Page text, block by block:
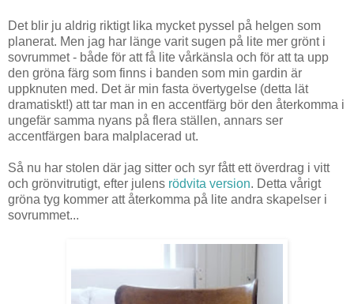
Det blir ju aldrig riktigt lika mycket pyssel på helgen som
planerat. Men jag har länge varit sugen på lite mer grönt i
sovrummet - både för att få lite vårkänsla och för att ta upp
den gröna färg som finns i banden som min gardin är
uppknuten med. Det är min fasta övertygelse (detta lät
dramatiskt!) att tar man in en accentfärg bör den återkomma i
ungefär samma nyans på flera ställen, annars ser
accentfärgen bara malplacerad ut.
Så nu har stolen där jag sitter och syr fått ett överdrag i vitt
och grönvitrutigt, efter julens rödvita version. Detta vårigt
gröna tyg kommer att återkomma på lite andra skapelser i
sovrummet...